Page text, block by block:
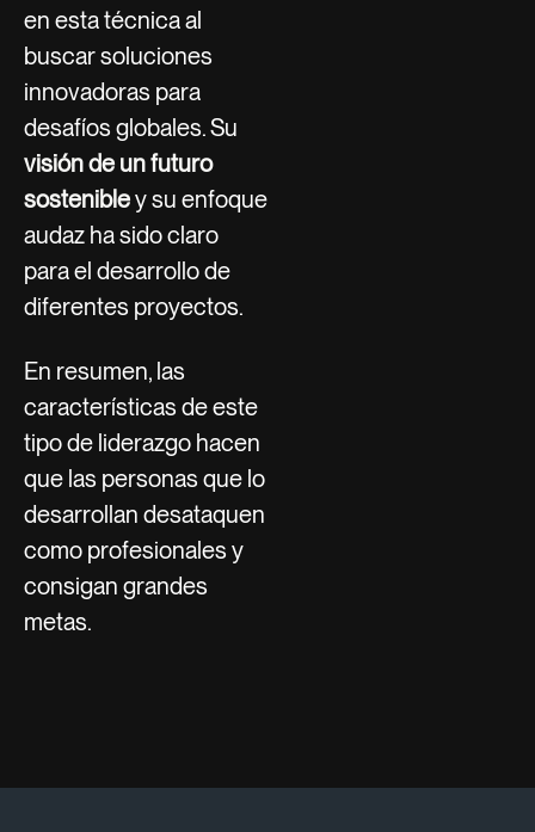
en esta técnica al
buscar soluciones
innovadoras para
desafíos globales. Su
visión de un futuro
sostenibley su enfoque
audaz ha sido claro
para el desarrollo de
diferentes proyectos.
En resumen, las
características de este
tipo de liderazgo hacen
que las personas que lo
desarrollan desataquen
como profesionales y
consigan grandes
metas.